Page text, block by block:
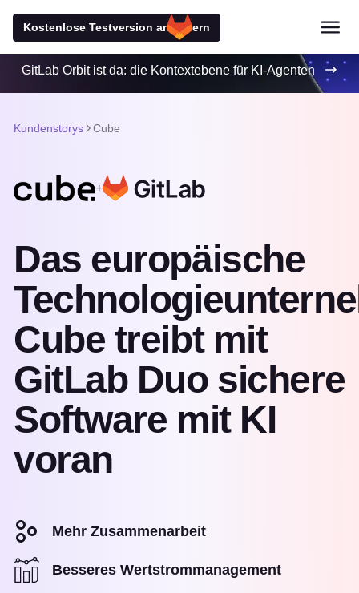
Kostenlose Testversion anfordern
GitLab Orbit ist da: die Kontextebene für KI-Agenten
Kundenstorys Cube
+
Das europäische
Cube treibt mit
GitLab Duo sichere
Software mit KI
voran
Mehr Zusammenarbeit
Besseres Wertstrommanagement